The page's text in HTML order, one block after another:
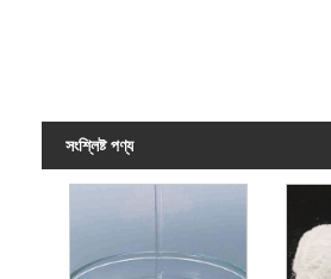
সংশ্লিষ্ট পণ্য